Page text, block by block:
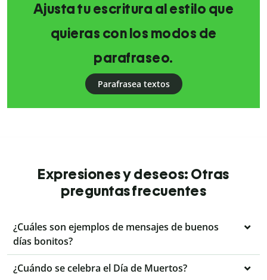
Ajusta tu escritura al estilo que
quieras con los modos de
parafraseo.
Parafrasea textos
Expresiones y deseos: Otras
preguntas frecuentes
¿Cuáles son ejemplos de mensajes de buenos
días bonitos?
¿Cuándo se celebra el Día de Muertos?